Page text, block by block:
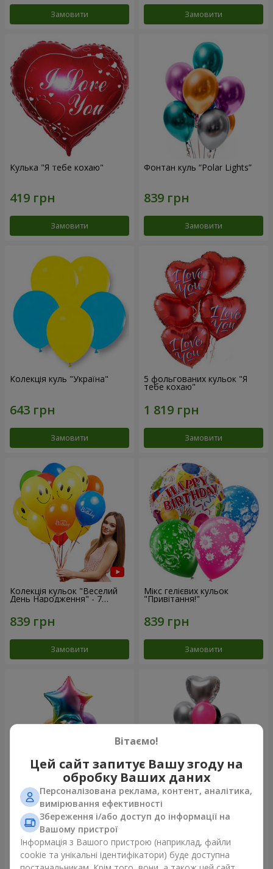
Замовити Замовити
Кулька "Я тебе кохаю"
Замовити
Фонтан куль “Polar Lights”
Замовити
Колекція куль "Україна"
Замовити
5 фольгованих кульок "Я
тебе кохаю"
Замовити
Колекція кульок "Веселий
День Народження" - 7
кульок
Замовити
Мікс гелієвих кульок
"Привітання!"
Замовити
Фонтан куль "Arcobaleno"
Замовити
Фонтан куль "Aloha"
Замовити
Вітаємо!
Цей сайт запитує Вашу згоду на
обробку Ваших даних
Персоналізована реклама, контент, аналітика,
вимірювання ефективності
Збереження і/або доступ до інформації на
Вашому пристрої
Інформація з Вашого пристрою (наприклад, файли
cookie та унікальні ідентифікатори) буде доступна